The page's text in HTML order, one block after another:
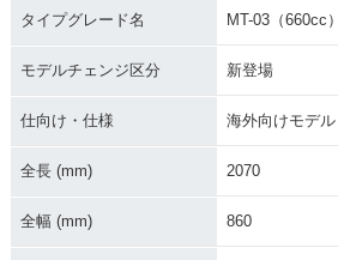
0cc）・新登場
タイプグレード名 MT-03（660cc）
モデルチェンジ区分 新登場
仕向け・仕様 海外向けモデル
全長 (mm) 2070
全幅 (mm) 860